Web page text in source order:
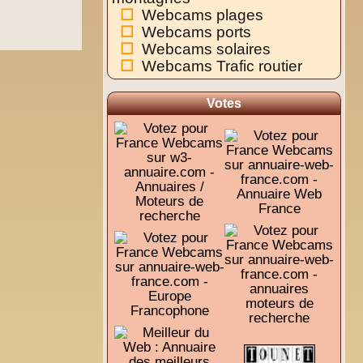
Webcams plages
Webcams ports
Webcams solaires
Webcams Trafic routier
Votes